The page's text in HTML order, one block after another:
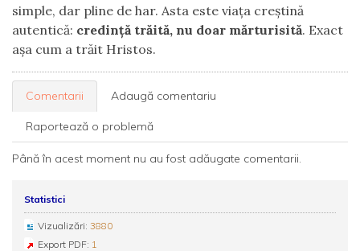
simple, dar pline de har. Asta este viața creștină
autentică: credință trăită, nu doar mărturisită. Exact
așa cum a trăit Hristos.
Comentarii Adaugă comentariu
Raportează o problemă
Până în acest moment nu au fost adăugate comentarii.
Statistici
Vizualizări: 3880
Export PDF: 1